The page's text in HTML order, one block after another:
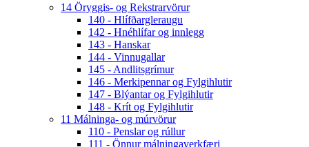
14 Öryggis- og Rekstrarvörur
140 - Hlífðargleraugu
142 - Hnéhlífar og innlegg
143 - Hanskar
144 - Vinnugallar
145 - Andlitsgrímur
146 - Merkipennar og Fylgihlutir
147 - Blýantar og Fylgihlutir
148 - Krít og Fylgihlutir
11 Málninga- og múrvörur
110 - Penslar og rúllur
111 - Önnur málningaverkfæri